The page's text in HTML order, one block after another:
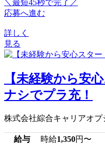
＼最短45秒で完了／
応募へ進む
詳しく
見る
【未経験から安
ナシでプラ充！
株式会社綜合キャリアオプ
給与 時給1,350円〜